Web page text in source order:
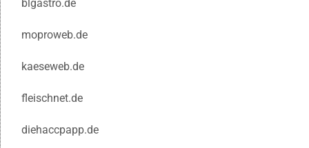
blgastro.de
moproweb.de
kaeseweb.de
fleischnet.de
diehaccpapp.de